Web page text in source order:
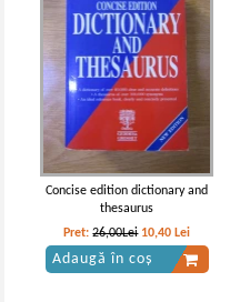
Concise edition dictionary and
thesaurus
Pret:26,00Lei 10,40 Lei
Adaugă în coș